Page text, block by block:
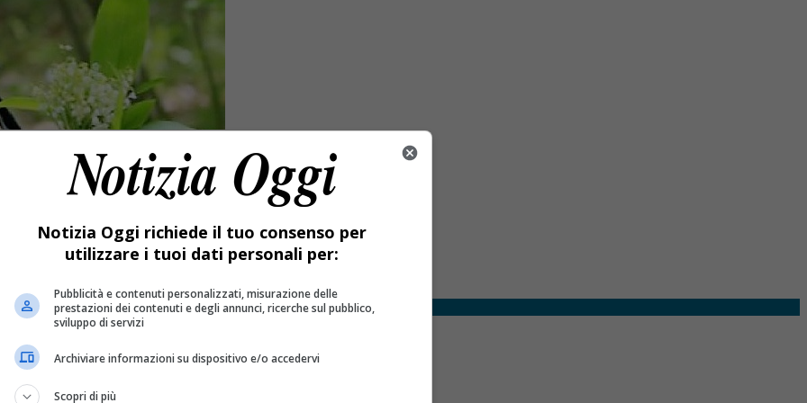
nella chiesa parrocchiale di frazione Flecchia.
Notizia Oggi richiede il tuo consenso per
utilizzare i tuoi dati personali per:
Pubblicità e contenuti personalizzati, misurazione delle
prestazioni dei contenuti e degli annunci, ricerche sul pubblico,
sviluppo di servizi
Archiviare informazioni su dispositivo e/o accedervi
Scopri di più